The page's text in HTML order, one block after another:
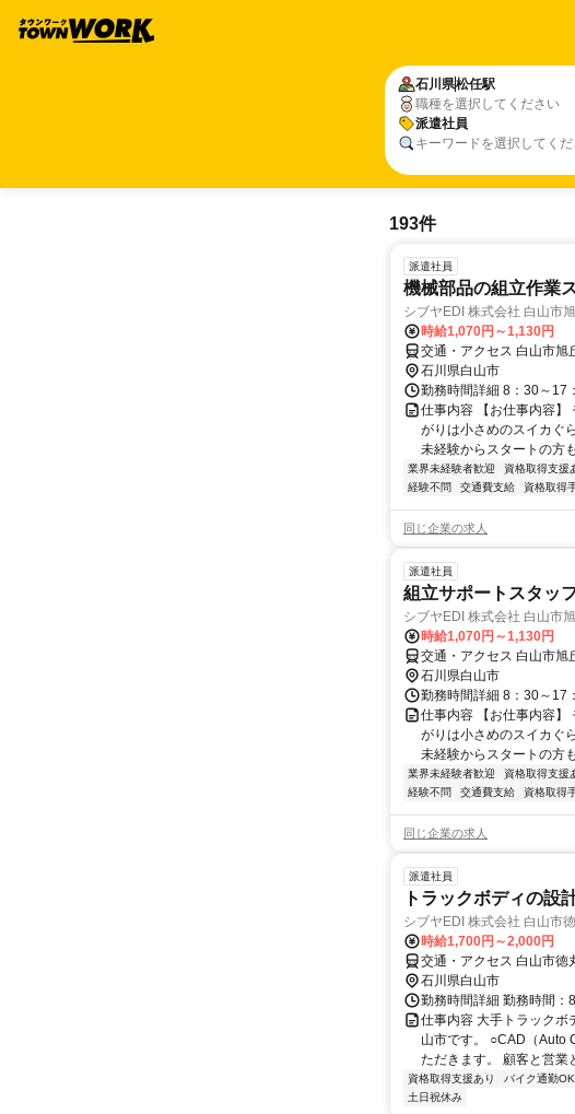
石川県松任駅
職種を選択してください
派遣社員
キーワードを選択してく
193件
派遣社員
機械部品の組立作業
シブヤEDI 株式会社 白山市
時給1,070円～1,130円
交通・アクセス 白山市旭
石川県白山市
勤務時間詳細 8：30～17
仕事内容 【お仕事内容】
がりは小さめのスイカぐ
未経験からスタートの方
業界未経験者歓迎 資格取得支援
経験不問
交通費支給 資格取得
同じ企業の求人
派遣社員
組立サポートスタ
シブヤEDI 株式会社 白山市
時給1,070円～1,130円
交通・アクセス 白山市旭
石川県白山市
勤務時間詳細 8：30～17
仕事内容 【お仕事内容】
がりは小さめのスイカぐ
未経験からスタートの方
業界未経験者歓迎 資格取得支援
経験不問
交通費支給 資格取得
同じ企業の求人
派遣社員
トラックボディの
シブヤEDI 株式会社 白山市
時給1,700円～2,000円
交通・アクセス 白山市徳
石川県白山市
勤務時間詳細 勤務時間：
仕事内容 大手トラックボ
山市です。 ○CAD（Auto
ただきます。 顧客と営業
資格取得支援あり バイク通勤OK
土日祝休み